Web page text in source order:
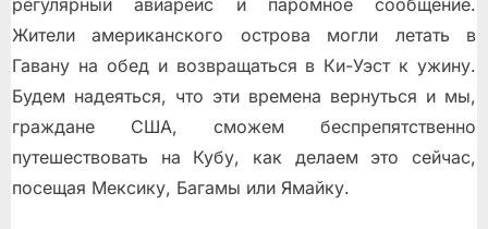
регулярный авиарейс и паромное сообщение.
Жители американского острова могли летать в
Гавану на обед и возвращаться в Ки-Уэст к ужину.
Будем надеяться, что эти времена вернуться и мы,
граждане США, сможем беспрепятственно
путешествовать на Кубу, как делаем это сейчас,
посещая Мексику, Багамы или Ямайку.